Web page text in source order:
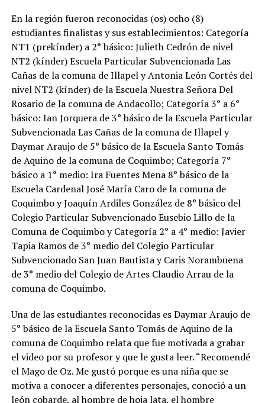
En la región fueron reconocidas (os) ocho (8)
estudiantes finalistas y sus establecimientos: Categoría
NT1 (prekínder) a 2° básico: Julieth Cedrón de nivel
NT2 (kínder) Escuela Particular Subvencionada Las
Cañas de la comuna de Illapel y Antonia León Cortés del
nivel NT2 (kínder) de la Escuela Nuestra Señora Del
Rosario de la comuna de Andacollo; Categoría 3° a 6°
básico: Ian Jorquera de 3° básico de la Escuela Particular
Subvencionada Las Cañas de la comuna de Illapel y
Daymar Araujo de 5° básico de la Escuela Santo Tomás
de Aquino de la comuna de Coquimbo; Categoría 7°
básico a 1° medio: Ira Fuentes Mena 8° básico de la
Escuela Cardenal José María Caro de la comuna de
Coquimbo y Joaquín Ardiles González de 8° básico del
Colegio Particular Subvencionado Eusebio Lillo de la
Comuna de Coquimbo y Categoría 2° a 4° medio: Javier
Tapia Ramos de 3° medio del Colegio Particular
Subvencionado San Juan Bautista y Caris Norambuena
de 3° medio del Colegio de Artes Claudio Arrau de la
comuna de Coquimbo.
Una de las estudiantes reconocidas es Daymar Araujo de
5° básico de la Escuela Santo Tomás de Aquino de la
comuna de Coquimbo relata que fue motivada a grabar
el video por su profesor y que le gusta leer. “Recomendé
el Mago de Oz. Me gustó porque es una niña que se
motiva a conocer a diferentes personajes, conoció a un
león cobarde, al hombre de hoja lata, el hombre